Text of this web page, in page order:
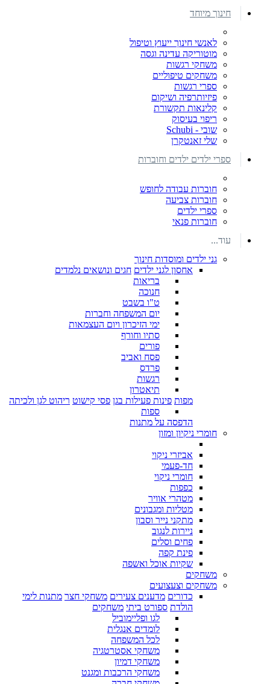
חינוך מיוחד
לאנשי חינוך ייעוץ וטיפול
מוטוריקה עדינה וגסה
משחקי רגשות
משחקים טיפוליים
ספרי רגשות
פיזיותרפיה ושיקום
קלינאות תקשורת
ריפוי בעיסוק
שובי - Schubi
שלי זאנטקרן
ספרי ילדים ילדים וחוברות
חוברות עבודה לחופש
חוברות צביעה
ספרי ילדים
חוברות פנאי
עוד...
גני ילדים ומוסדות חינוך
אחסון לגני ילדים חגים ונושאים נלמדים
בריאות
חנוכה
ט"ו בשבט
יום המשפחה וחברות
ימי הזיכרון ויום העצמאות
סתיו וחורף
פורים
פסח ואביב
פרדס
רגשות
תיאטרון
מפות פינות פעילות בגן פסי קישוט ריהוט לגן ולכיתה
ספות
הדפסה על מתנות
חומרי ניקיון ומזון
אביזרי ניקוי
חד-פעמי
חומרי ניקוי
כפפות
מטהרי אוויר
מטליות ומגבונים
מתקני נייר וסבון
ניירות לנגוב
פחים וסלים
פינת קפה
שקיות אוכל ואשפה
משחקים
משחקים וצעצועים
כדורים מדענים צעירים משחקי חצר מתנות לימי
הולדת ספורט ביתי משחקים
לגו ופליימוביל
לומדים אנגלית
לכל המשפחה
משחקי אסטרטגיה
משחקי דמיון
משחקי הרכבות ומגנט